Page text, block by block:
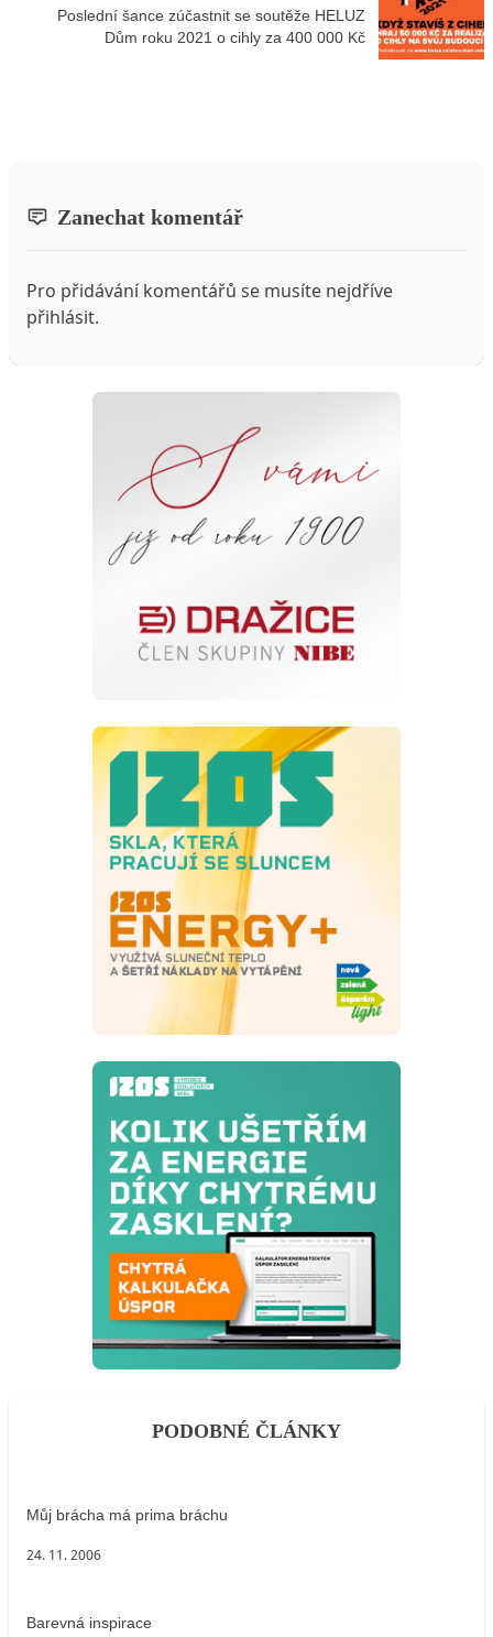
Poslední šance zúčastnit se soutěže HELUZ
Dům roku 2021 o cihly za 400 000 Kč
Zanechat komentář
Pro přidávání komentářů se musíte nejdříve
přihlásit.
PODOBNÉ ČLÁNKY
Můj brácha má prima bráchu
24. 11. 2006
Barevná inspirace